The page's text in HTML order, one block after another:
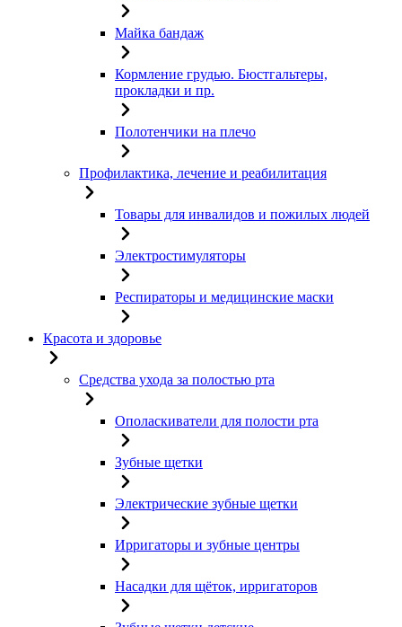
Майка бандаж
Кормление грудью. Бюстгальтеры,
прокладки и пр.
Полотенчики на плечо
Профилактика, лечение и реабилитация
Товары для инвалидов и пожилых людей
Электростимуляторы
Респираторы и медицинские маски
Красота и здоровье
Средства ухода за полостью рта
Ополаскиватели для полости рта
Зубные щетки
Электрические зубные щетки
Ирригаторы и зубные центры
Насадки для щёток, ирригаторов